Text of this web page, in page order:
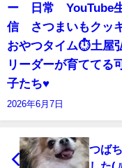
ー 日常 YouTube
信 さつまいもクッ
おやつタイム⏱️土屋
リーダーが育ててる
子たち♥️
2026年6月7日
つば